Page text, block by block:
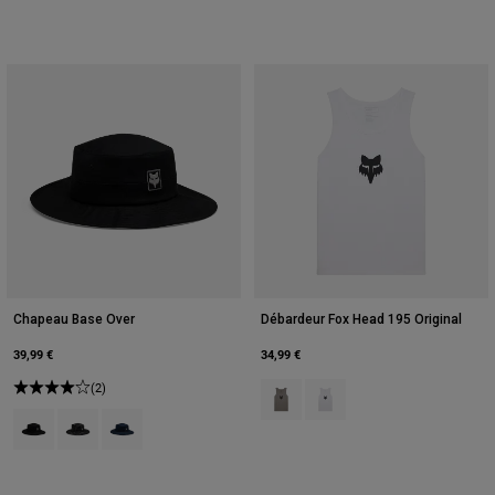
Chapeau Base Over
39,99 €
(2)
Product swatch type of Noir.
Product swatch type of Camouflage noir.
Product swatch type of Bleu minuit.
Débardeur Fox Head 195 Original
34,99 €
Product swatch type of Gris